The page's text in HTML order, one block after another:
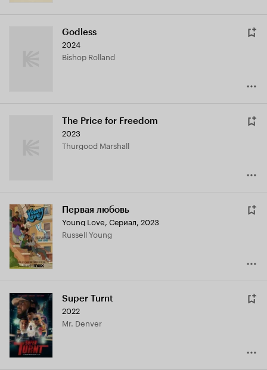
Godless
2024
Bishop Rolland
The Price for Freedom
2023
Thurgood Marshall
Первая любовь
Young Love, Сериал, 2023
Russell Young
Super Turnt
2022
Mr. Denver